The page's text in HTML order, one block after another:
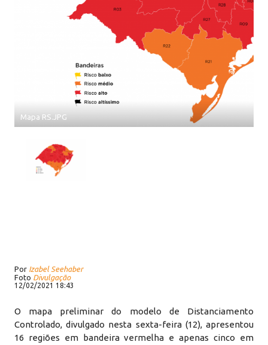
Mapa RS.JPG
Por Izabel Seehaber
Foto Divulgação
12/02/2021 18:43
O mapa preliminar do modelo de Distanciamento
Controlado, divulgado nesta sexta-feira (12), apresentou
16 regiões em bandeira vermelha e apenas cinco em